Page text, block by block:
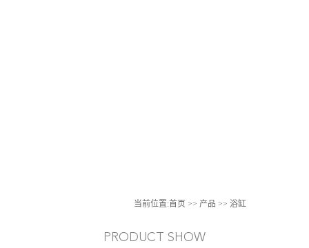
当前位置:首页 >> 产品 >>浴缸
PRODUCT SHOW